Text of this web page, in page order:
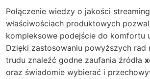
Połączenie wiedzy o jakości
właściwościach produktowych
kompleksowe podejście do komfortu
Dzięki zastosowaniu powyższych rad
trudu znaleźć godne zaufania źródła
oraz świadomie wybierać i